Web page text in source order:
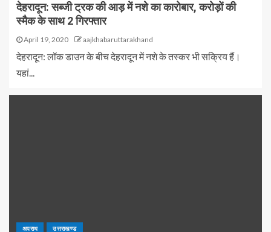
देहरादून: सब्जी ट्रक की आड़ में नशे का कारोबार, करोड़ों की
स्मैक के साथ 2 गिरफ्तार
April 19, 2020 aajkhabaruttarakhand
देहरादून: लॉक डाउन के बीच देहरादून में नशे के तस्कर भी सक्रिय हैं।
यहां...
अपराध उत्तराखण्ड